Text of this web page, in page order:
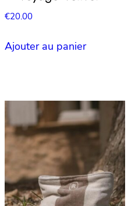
€20.00
Ajouter au panier